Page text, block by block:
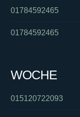
01784592465
01784592465
WOCHE
015120722093